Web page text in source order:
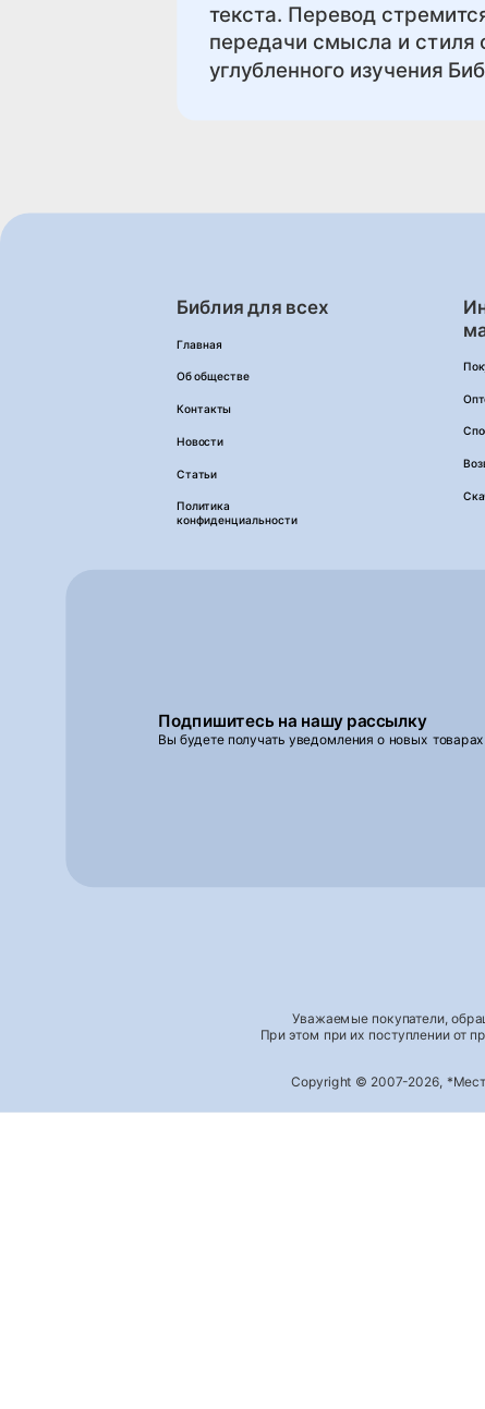
текста. Перевод
передачи смысла и стиля
углубленного изучения
Библия для всех
Главная
Об обществе
Контакты
Новости
Статьи
Политика
конфиденциальности
Подпишитесь на нашу рассылку
Вы будете получать уведомления о новых
Уважаемые покупатели,
При этом при их поступлении от
Copyright © 2007-2026,